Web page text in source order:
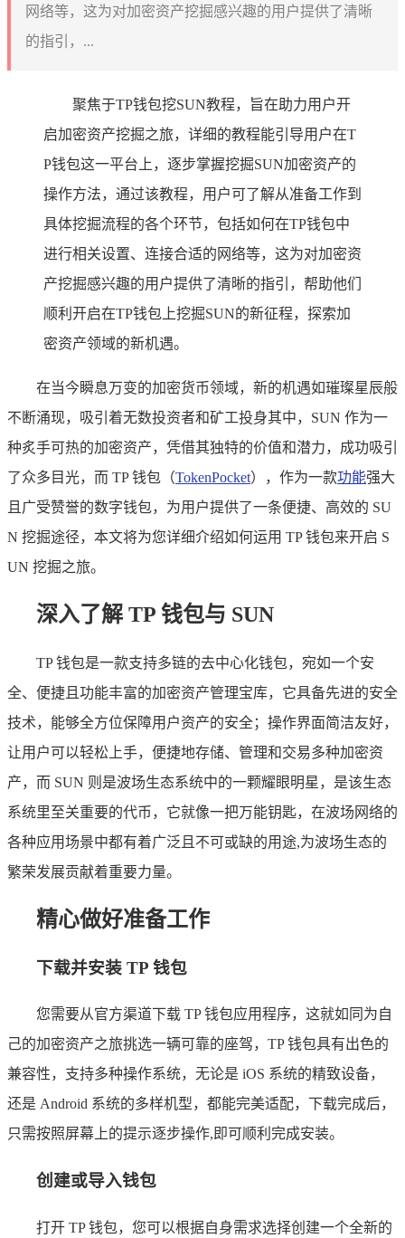
网络等，这为对加密资产挖掘感兴趣的用户提供了清晰
的指引，...
聚焦于TP钱包挖SUN教程，旨在助力用户开
启加密资产挖掘之旅，详细的教程能引导用户在T
P钱包这一平台上，逐步掌握挖掘SUN加密资产的
操作方法，通过该教程，用户可了解从准备工作到
具体挖掘流程的各个环节，包括如何在TP钱包中
进行相关设置、连接合适的网络等，这为对加密资
产挖掘感兴趣的用户提供了清晰的指引，帮助他们
顺利开启在TP钱包上挖掘SUN的新征程，探索加
密资产领域的新机遇。
在当今瞬息万变的加密货币领域，新的机遇如璀璨星辰般
不断涌现，吸引着无数投资者和矿工投身其中，SUN 作为一
种炙手可热的加密资产，凭借其独特的价值和潜力，成功吸引
了众多目光，而 TP 钱包（TokenPocket），作为一款功能强大
且广受赞誉的数字钱包，为用户提供了一条便捷、高效的 SU
N 挖掘途径，本文将为您详细介绍如何运用 TP 钱包来开启 S
UN 挖掘之旅。
深入了解 TP 钱包与 SUN
TP 钱包是一款支持多链的去中心化钱包，宛如一个安
全、便捷且功能丰富的加密资产管理宝库，它具备先进的安全
技术，能够全方位保障用户资产的安全；操作界面简洁友好，
让用户可以轻松上手，便捷地存储、管理和交易多种加密资
产，而 SUN 则是波场生态系统中的一颗耀眼明星，是该生态
系统里至关重要的代币，它就像一把万能钥匙，在波场网络的
各种应用场景中都有着广泛且不可或缺的用途,为波场生态的
繁荣发展贡献着重要力量。
精心做好准备工作
下载并安装 TP 钱包
您需要从官方渠道下载 TP 钱包应用程序，这就如同为自
己的加密资产之旅挑选一辆可靠的座驾，TP 钱包具有出色的
兼容性，支持多种操作系统，无论是 iOS 系统的精致设备，
还是 Android 系统的多样机型，都能完美适配，下载完成后，
只需按照屏幕上的提示逐步操作,即可顺利完成安装。
创建或导入钱包
打开 TP 钱包，您可以根据自身需求选择创建一个全新的